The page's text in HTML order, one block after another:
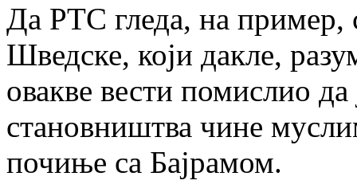
Да РТС гледа, на пример,
Шведске, који дакле,
овакве вести помислио
становништва чине
почиње са Бајрамом.